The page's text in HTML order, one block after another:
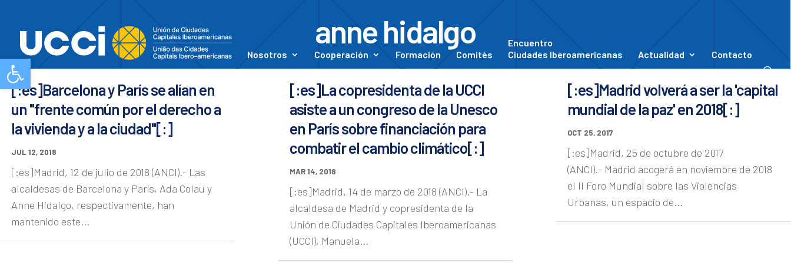
Abrir barra de herramientas Nosotros Cooperación Formación Comités
Encuentro
Ciudades Iberoamericanas
Actualidad Contacto
anne hidalgo
[:es]Barcelona y París se alían en
un "frente común por el derecho a
la vivienda y a la ciudad"[:]
JUL 12, 2018
[:es]Madrid, 12 de julio de 2018 (ANCI).- Las
alcaldesas de Barcelona y París, Ada Colau y
Anne Hidalgo, respectivamente, han
mantenido este...
[:es]La copresidenta de la UCCI
asiste a un congreso de la Unesco
en París sobre financiación para
combatir el cambio climático[:]
MAR 14, 2018
[:es]Madrid, 14 de marzo de 2018 (ANCI).- La
alcaldesa de Madrid y copresidenta de la
Unión de Ciudades Capitales Iberoamericanas
(UCCI), Manuela...
[:es]Madrid volverá a ser la 'capital
mundial de la paz' en 2018[:]
OCT 25, 2017
[:es]Madrid, 25 de octubre de 2017
(ANCI).- Madrid acogerá en noviembre de 2018
el II Foro Mundial sobre las Violencias
Urbanas, un espacio de...